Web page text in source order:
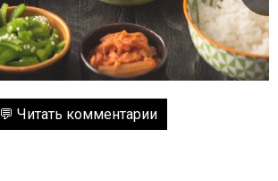
💬 Читать комментарии